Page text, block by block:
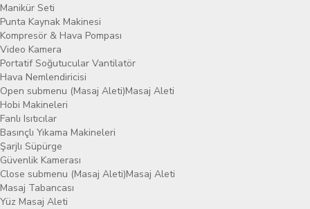
Manikür Seti
Punta Kaynak Makinesi
Kompresör & Hava Pompası
Video Kamera
Portatif Soğutucular Vantilatör
Hava Nemlendiricisi
Open submenu (Masaj Aleti)Masaj Aleti
Hobi Makineleri
Fanlı Isıtıcılar
Basınçlı Yıkama Makineleri
Şarjlı Süpürge
Güvenlik Kamerası
Close submenu (Masaj Aleti)Masaj Aleti
Masaj Tabancası
Yüz Masaj Aleti